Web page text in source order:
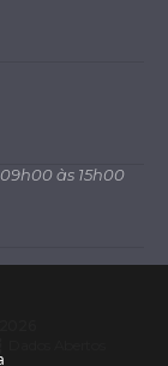
às 15h00